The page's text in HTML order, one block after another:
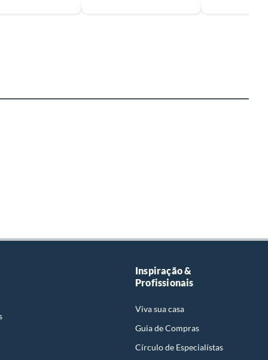
Inspiração &
Profissionais
Viva sua casa
Guia de Compras
Círculo de Especialístas